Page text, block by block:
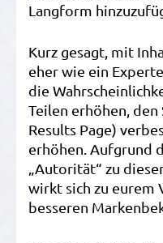
Langform
Kurz gesagt, mit
eher wie ein
die
Teilen erhöhen, den
Results Page)
erhöhen. Aufgrund
„Autorität“ zu
wirkt sich zu eurem
besseren